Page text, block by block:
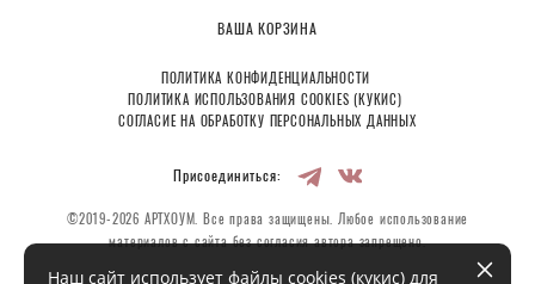
ВАША КОРЗИНА
ПОЛИТИКА КОНФИДЕНЦИАЛЬНОСТИ
ПОЛИТИКА ИСПОЛЬЗОВАНИЯ COOKIES (КУКИС)
СОГЛАСИЕ НА ОБРАБОТКУ ПЕРСОНАЛЬНЫХ ДАННЫХ
Присоединиться:
©2019-2026 АРТХОУМ. Все права защищены. Любое использование
материалов с сайта без согласия автора запрещено.
Наш сайт использует файлы cookies (кукис) для